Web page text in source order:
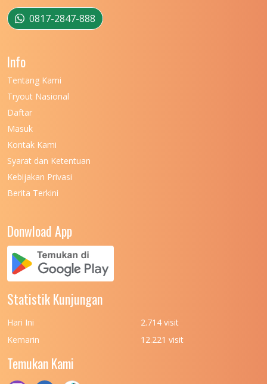
UNIVERSITAS MUSAMUS
UNIVERSITAS NEGERI KHAIRUN
UNIVERSITAS NEGERI MANADO
UNIVERSITAS NEGERI MEDAN
UNIVERSITAS NEGERI PADANG
UNIVERSITAS NUSA CENDANA
UNIVERSITAS PADJADJARAN
UNIVERSITAS PATTIMURA
(UPN) VETERAN JAKARTA
UNIVERSITAS PEMBANGUNAN NASIONAL
(UPN) VETERAN JAWA TIMUR
0817-2847-888
Info
Tentang Kami
Tryout Nasional
Daftar
Masuk
Kontak Kami
Syarat dan Ketentuan
Kebijakan Privasi
Berita Terkini
Donwload App
Statistik Kunjungan
Hari Ini
2.714 visit
Kemarin
12.221 visit
Temukan Kami